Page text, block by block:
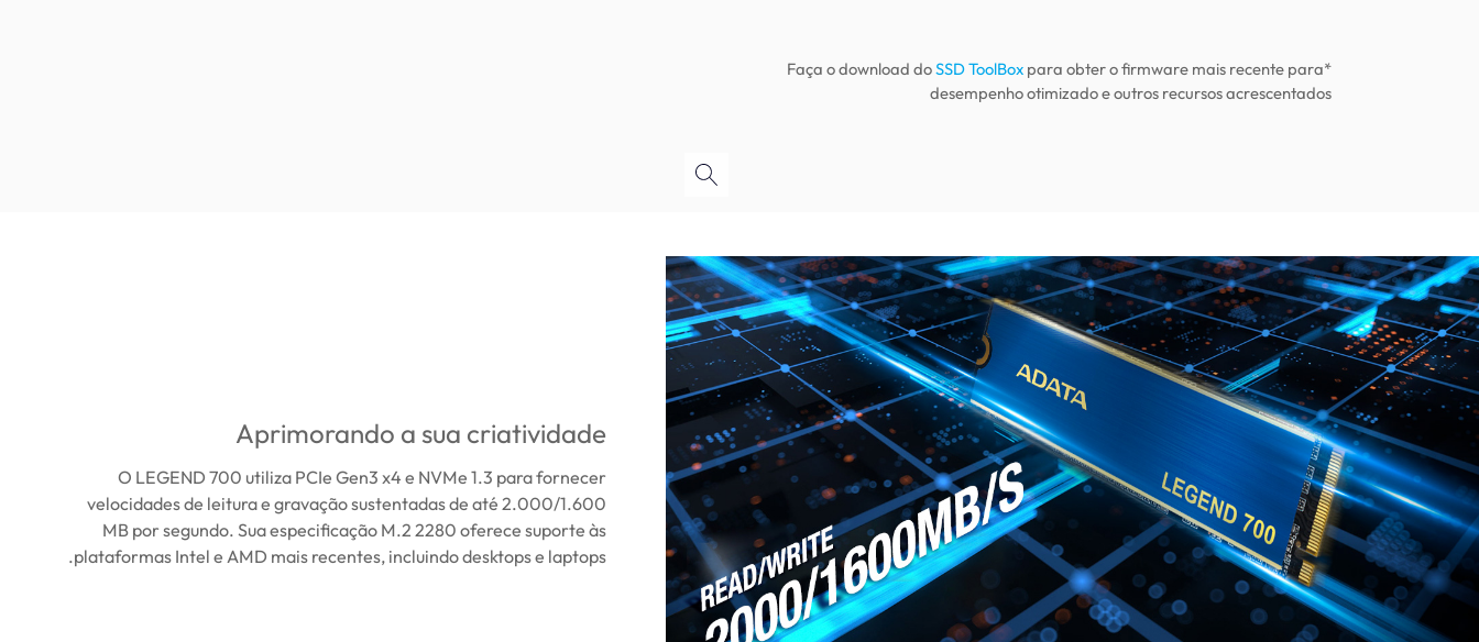
*Faça o download do
SSD ToolBoxpara obter o firmware mais recente para
desempenho otimizado e outros recursos acrescentados
Aprimorando a sua criatividade
O LEGEND 700 utiliza PCIe Gen3 x4 e NVMe 1.3 para fornecer
velocidades de leitura e gravação sustentadas de até 2.000/1.600
MB por segundo. Sua especificação M.2 2280 oferece suporte às
plataformas Intel e AMD mais recentes, incluindo desktops e laptops.